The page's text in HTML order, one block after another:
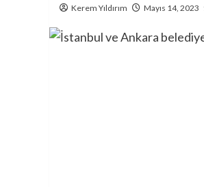
Kerem Yıldırım Mayıs 14, 2023